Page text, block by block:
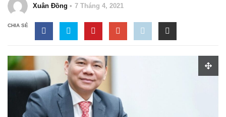
Xuân Đồng 7 Tháng 4, 2021
CHIA SẺ